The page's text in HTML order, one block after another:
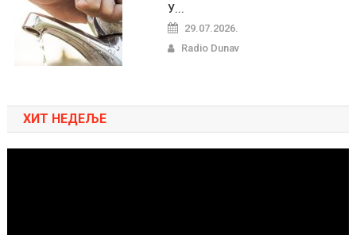
У...
29.07.2026.
Radio Dunav
ХИТ НЕДЕЉЕ